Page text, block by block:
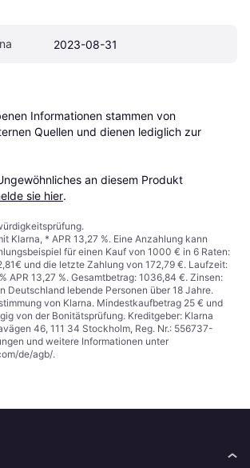
2023-08-31
Informationen stammen von
Quellen und dienen lediglich zur
an diesem Produkt
sie hier.
Klarna, * APR 13,27 %. Eine Anzahlung kann
für einen Kauf von 1000 € in 6 Raten:
und die letzte Zahlung von 172,79 €. Laufzeit:
APR 13,27 %. Gesamtbetrag: 1036,84 €. Zinsen:
Deutschland lebende Personen über 18 Jahre.
von Klarna. Mindestkaufbetrag 25 € und
von der Bonitätsprüfung. Kreditgeber: Klarna
46, 111 34 Stockholm, Reg. Nr.: 556737-
und weitere Informationen unter
de/agb/.